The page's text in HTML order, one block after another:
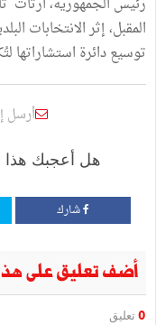
المقبل، إثر الانتخابات
توسيع دائرة استشاراتها
أرسل
هل أعجبك هذا
شارك
أضف تعليق على
0 تعليق